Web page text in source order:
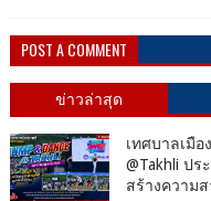
POST A COMMENT
ข่าวล่าสุด
เทศบาลเมือ
@Takhli ป
สร้างความ